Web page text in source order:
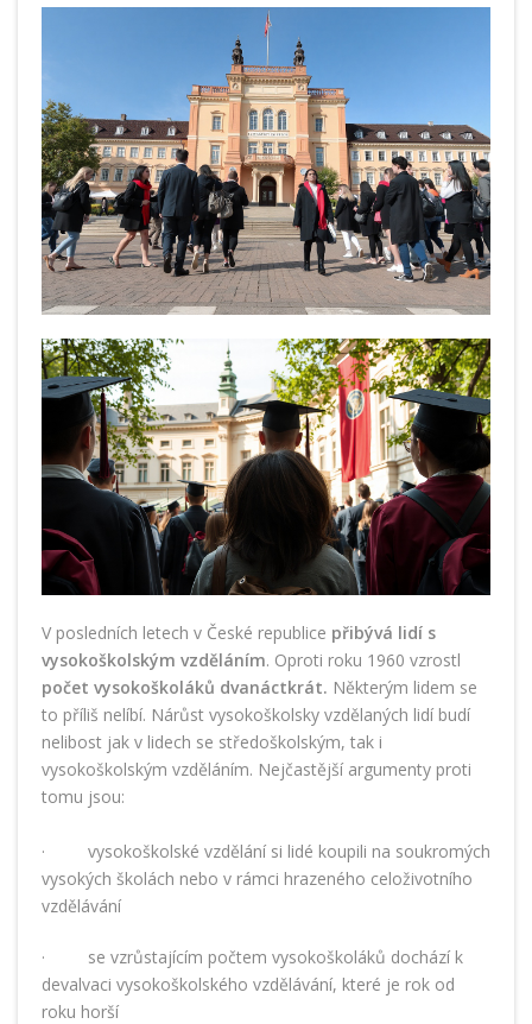
V posledních letech v České republice přibývá lidí s
vysokoškolským vzděláním. Oproti roku 1960 vzrostl
počet vysokoškoláků dvanáctkrát. Některým lidem se
to příliš nelíbí. Nárůst vysokoškolsky vzdělaných lidí budí
nelibost jak v lidech se středoškolským, tak i
vysokoškolským vzděláním. Nejčastější argumenty proti
tomu jsou:
· vysokoškolské vzdělání si lidé koupili na soukromých
vysokých školách nebo v rámci hrazeného celoživotního
vzdělávání
· se vzrůstajícím počtem vysokoškoláků dochází k
devalvaci vysokoškolského vzdělávání, které je rok od
roku horší